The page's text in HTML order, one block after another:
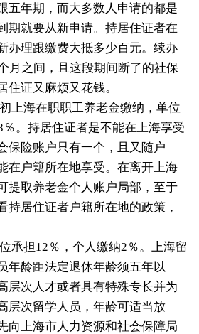
五年期，而大多数人申请的都是
期就要从新申请。持居住证者在
办理跟缴费大抵多少百元。续办
月之间，且这段期间断了的社保
住证又麻烦又花钱。
上海在职职工养老金缴纳，单位
。持居住证者是不能在上海享受
保险账户只有一个，且又随户
在户籍所在地享受。在离开上海
提取养老金个人账户局部，至于
持居住证者户籍所在地的政策，
承担12％，个人缴纳2％。上海留
年龄距法定退休年龄须五年以
层次人才或者具有特殊专长并为
层次留学人员，年龄可适当放
向上海市人力资源和社会保障局